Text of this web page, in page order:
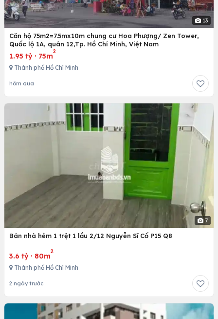
13
Căn hộ 75m2=7.5mx10m chung cư Hoa Phượng/ Zen Tower,
Quốc lộ 1A, quân 12,Tp. Hồ Chí Minh, Việt Nam
1.95 tỷ · 75m
2
Thành phố Hồ Chí Minh
hôm qua
7
Bán nhà hẻm 1 trệt 1 lầu 2/12 Nguyễn Sĩ Cố P15 Q8
3.6 tỷ · 80m
2
Thành phố Hồ Chí Minh
2 ngày trước